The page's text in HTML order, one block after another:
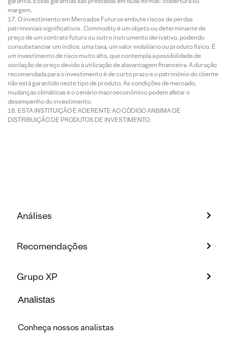
margem.
O investimento em Mercados Futuros embute riscos de perdas
patrimoniais significativos. Commodity é um objeto ou determinante de
preço de um contrato futuro ou outro instrumento derivativo, podendo
consubstanciar um índice, uma taxa, um valor mobiliário ou produto físico. É
um investimento de risco muito alto, que contempla a possibilidade de
oscilação de preço devido à utilização de alavancagem financeira. A duração
recomendada para o investimento é de curto prazo e o patrimônio do cliente
não está garantido neste tipo de produto. As condições de mercado,
mudanças climáticas e o cenário macroeconômico podem afetar o
desempenho do investimento.
ESTA INSTITUIÇÃO É ADERENTE AO CÓDIGO ANBIMA DE
DISTRIBUIÇÃO DE PRODUTOS DE INVESTIMENTO.
Análises
Recomendações
Grupo XP
Analistas
Conheça nossos analistas